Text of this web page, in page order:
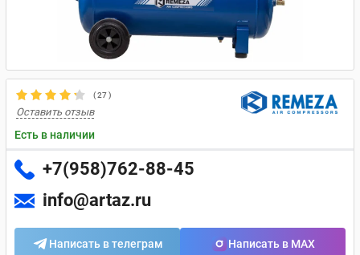
(27)
Оставить отзыв
Есть в наличии
+7(958)762-88-45
info@artaz.ru
Написать в телеграм Написать в MAX